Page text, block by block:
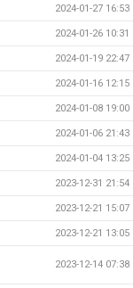
2024-01-27 16:53
2024-01-26 10:31
2024-01-19 22:47
2024-01-16 12:15
2024-01-08 19:00
2024-01-06 21:43
2024-01-04 13:25
2023-12-31 21:54
2023-12-21 15:07
2023-12-21 13:05
2023-12-14 07:38